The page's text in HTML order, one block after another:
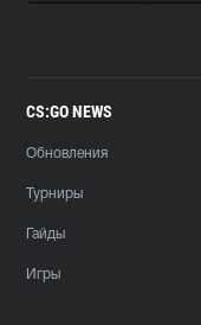
CS:GO NEWS
Обновления
Турниры
Гайды
Игры